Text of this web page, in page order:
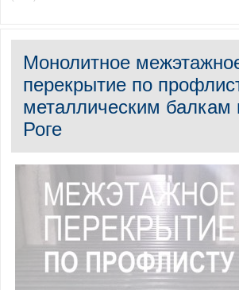
Монолитное
перекрытие по
металлическим балкам
Роге